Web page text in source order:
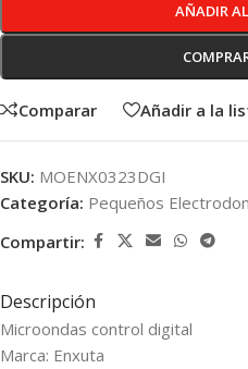
AÑADIR
Comparar Añadir a la
SKU: MOENX0323DGI
Categoría: Pequeños
Compartir:
Descripción
Microondas control digital
Marca: Enxuta